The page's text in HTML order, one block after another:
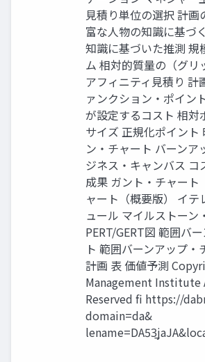
見積り単位の選択 計画
富な人物の知識に基づ
知識に基づいた推測 規
ム 相対的質量の（グ
アフィニティ見積り 計
ァンクション・ポイン
が設定するコスト 相対
サイズ 正規化ポイント
ン・チャート バーンア
ジネス・キャンバス コ
成果 ガント・チャート
ャート（概要版） イテ
ュール マイルストーン
PERT/GERT図 範囲バ
ト 範囲バーンアップ
計画 表 価値予測
Management Institute
Reserved fi https://
domain=da&